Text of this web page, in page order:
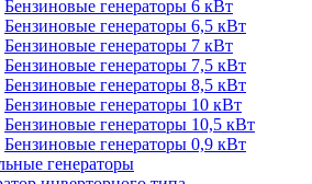
Бензиновые генераторы 6 кВт
Бензиновые генераторы 6,5 кВт
Бензиновые генераторы 7 кВт
Бензиновые генераторы 7,5 кВт
Бензиновые генераторы 8,5 кВт
Бензиновые генераторы 10 кВт
Бензиновые генераторы 10,5 кВт
Бензиновые генераторы 0,9 кВт
генераторы